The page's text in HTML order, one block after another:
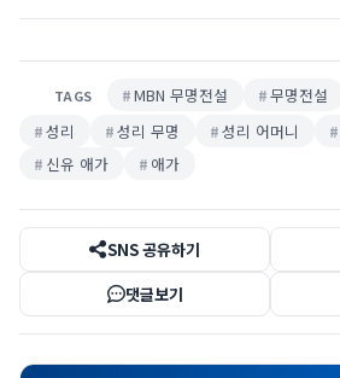
TAGS MBN 무명전설 무명전설
성리
성리 무명 성리 어머니
신유 애가
애가
SNS 공유하기
댓글보기